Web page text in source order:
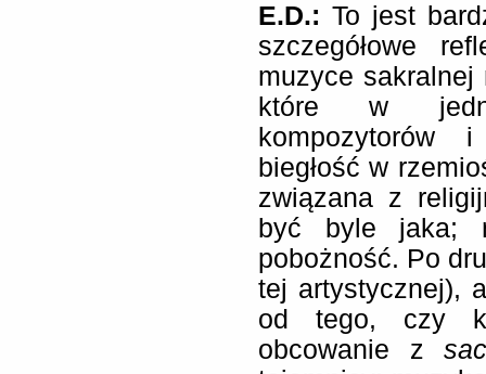
E.D.: To jest
szczegółowe
muzyce sakralnej
które w
kompozytorów
biegłość w
związana z
być byle jaka;
pobożność. Po
tej artystycznej),
od tego, czy
obcowanie z